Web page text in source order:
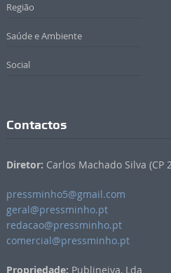
Região
Saúde e Ambiente
Social
Contactos
Diretor: Carlos Machado Silva (CP
pressminho5@gmail.com
geral@pressminho.pt
redacao@pressminho.pt
comercial@pressminho.pt
Propriedade: Publineiva, Lda